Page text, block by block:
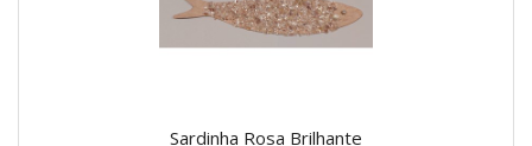
Sardinha Rosa Brilhante